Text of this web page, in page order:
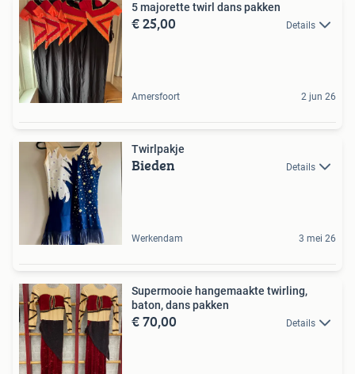
5 majorette twirl dans pakken
€ 25,00 Details
Amersfoort 2 jun 26
Twirlpakje
Bieden Details
Werkendam 3 mei 26
Supermooie hangemaakte twirling,
baton, dans pakken
€ 70,00 Details